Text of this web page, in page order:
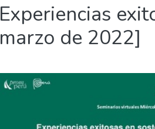
Experiencias
marzo de 2022]